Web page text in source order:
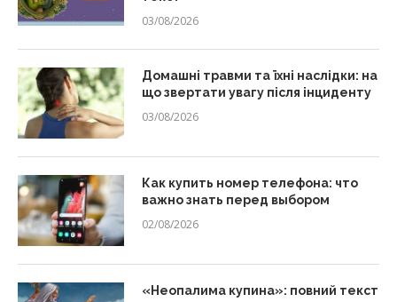
03/08/2026
Домашні травми та їхні наслідки: на
що звертати увагу після інциденту
03/08/2026
Как купить номер телефона: что
важно знать перед выбором
02/08/2026
«Неопалима купина»: повний текст